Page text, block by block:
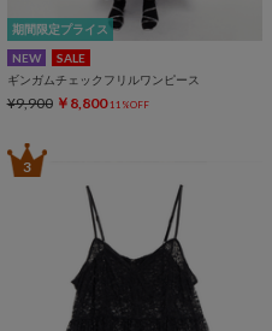
期間限定プライス
NEW
SALE
ギンガムチェックフリルワンピース
¥9,900 ￥8,800 11%OFF
3